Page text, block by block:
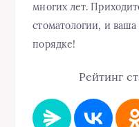
многих лет.
стоматологии, и
порядке!
Рейтинг